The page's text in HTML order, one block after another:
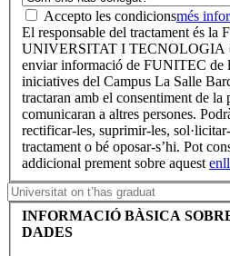
Accepto les condicionsmés
El responsable del tractament és
UNIVERSITAT I TECNOLOGIA
enviar informació de FUNITEC de
iniciatives del Campus La Salle
tractaran amb el consentiment de la
comunicaran a altres persones.
rectificar-les, suprimir-les,
tractament o bé oposar-s’hi. Pot
addicional prement sobre aquest
INFORMACIÓ BÀSICA
DADES